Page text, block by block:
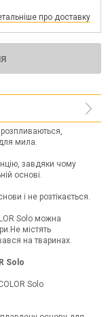
про доставку
мила.
завдяки чому
основі.
і не розтікається.
Solo можна
містять
на тваринах.
Solo
Solo